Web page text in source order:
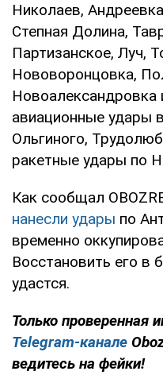
Николаев,
Степная Долина,
Партизанское, Луч,
Нововоронцовка,
авиационные удары
Ольгиного,
ракетные удары по
Как сообщал
нанесли удары по
временно
Восстановить его в
удастся.
Только проверенная
Telegram-канале
ведитесь на фейки!